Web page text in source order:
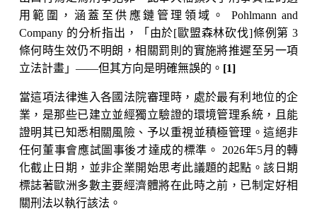
用範圍，涵蓋至供應鏈管理領域。 Pohlmann and
Company 的分析指出，「由於[歐盟森林砍伐]條例第 3
條何時生效仍不明朗，相關罰則的實施將推遲至另一項
立法計畫」——但其方向是明確無誤的。 [1]
當這項法律進入各國法院審理時，處於最有利地位的企
業，是那些已建立並經獨立驗證的環境管理系統，且能
證明其已知悉相關風險、予以重視並積極管理。這絕非
任何董事會應試圖事後才達成的標準。 2026年5月的轉
化截止日期，並非企業開始思考此議題的起點。該日期
標誌著歐洲多數主要經濟體將在此時之前，已制定好相
關刑法以執行該法。